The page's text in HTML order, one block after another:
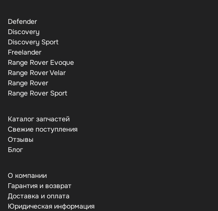
Defender
Discovery
Discovery Sport
Freelander
Range Rover Evoque
Range Rover Velar
Range Rover
Range Rover Sport
Каталог запчастей
Свежие поступления
Отзывы
Бло
О компании
Гарантия и возврат
Доставка и оплата
Юридическая информация